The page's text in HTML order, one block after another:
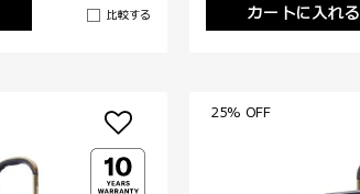
比較する
カートに入れる
25% OFF